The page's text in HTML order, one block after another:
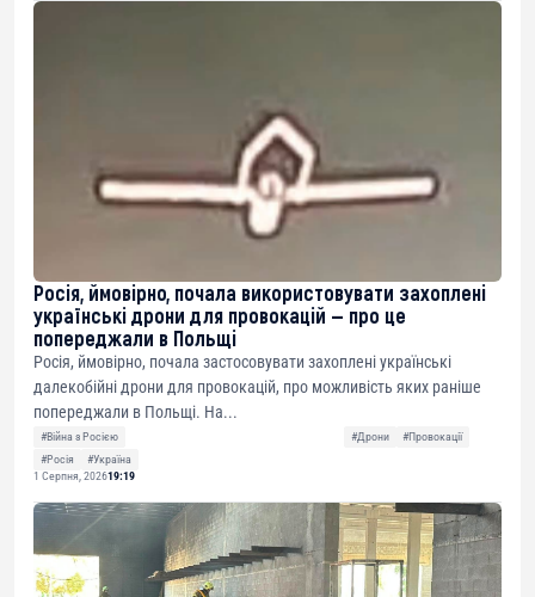
Росія, ймовірно, почала використовувати захоплені
українські дрони для провокацій — про це
попереджали в Польщі
Росія, ймовірно, почала застосовувати захоплені українські
далекобійні дрони для провокацій, про можливість яких раніше
попереджали в Польщі. На...
#Війна з Росією #Дрони
#Провокації
#Росія
#Україна
1 Серпня, 202619:19